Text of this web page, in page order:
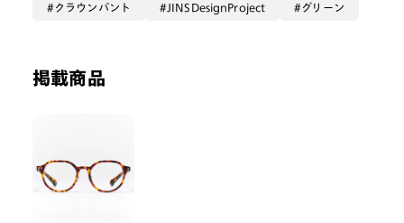
PD(瞳孔間距離):66
クラウンパント JINSDesignProject グリーン
掲載商品